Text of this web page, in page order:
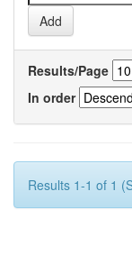
Results/Page
In order
Results 1-1 of 1